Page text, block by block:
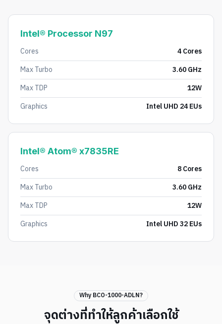
Intel® Processor N97
Cores
4 Cores
Max Turbo
3.60 GHz
Max TDP
12W
Graphics
Intel UHD 24 EUs
Intel® Atom® x7835RE
Cores
8 Cores
Max Turbo
3.60 GHz
Max TDP
12W
Graphics
Intel UHD 32 EUs
Why BCO-1000-ADLN?
จุดต่างที่ทำให้ลูกค้าเลือกใช้